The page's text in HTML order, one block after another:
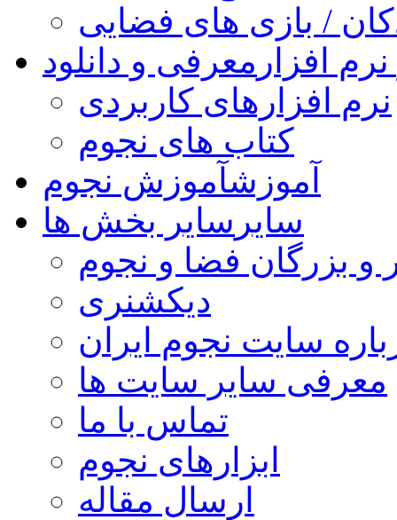
/ بازی های فضایی
افزار معرفی و دانلود
نرم افزارهای کاربردی
کتاب های نجوم
آموزشآموزش نجوم
سایر سایر بخش ها
و بزرگان فضا و نجوم
دیکشنری
سایت نجوم ایران
معرفی سایر سایت ها
تماس با ما
ابزارهای نجوم
ارسال مقاله